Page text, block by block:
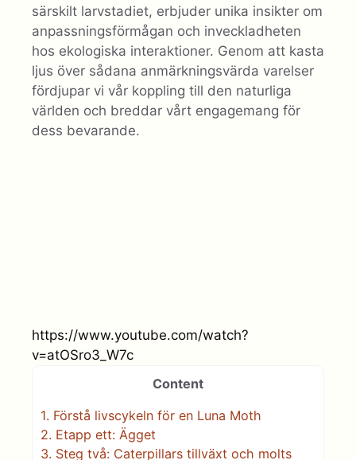
särskilt larvstadiet, erbjuder unika insikter om
anpassningsförmågan och inveckladheten
hos ekologiska interaktioner. Genom att kasta
ljus över sådana anmärkningsvärda varelser
fördjupar vi vår koppling till den naturliga
världen och breddar vårt engagemang för
dess bevarande.
https://www.youtube.com/watch?
v=atOSro3_W7c
Content
1. Förstå livscykeln för en Luna Moth
2. Etapp ett: Ägget
3. Steg två: Caterpillars tillväxt och molts